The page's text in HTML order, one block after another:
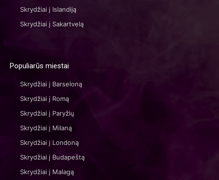
Skrydžiai į Islandiją
Skrydžiai į Sakartvelą
Populiarūs miestai
Skrydžiai į Barseloną
Skrydžiai į Romą
Skrydžiai į Paryžių
Skrydžiai į Milaną
Skrydžiai į Londoną
Skrydžiai į Budapeštą
Skrydžiai į Malagą